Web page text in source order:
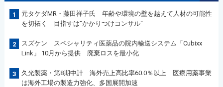
1
元タケダMR・藤田祥子氏 年齢や環境の壁を越えて人材の可能性
を切拓く 目指すは”かかりつけコンサル“
2
スズケン スペシャリティ医薬品の院内輸送システム「Cubixx
Link」 10月から提供 廃棄ロスを最小化
3
久光製薬・第8期中計 海外売上高比率60.0％以上 医療用薬事業
は海外工場の製造力強化、多国展開加速